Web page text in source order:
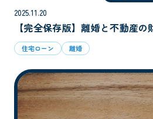
2025.11.20
【完全保存版】離婚と不動産
住宅ローン 離婚